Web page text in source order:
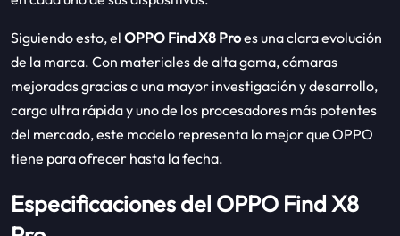
Siguiendo esto, el OPPO Find X8 Proes una clara evolución
de la marca. Con materiales de alta gama, cámaras
mejoradas gracias a una mayor investigación y desarrollo,
carga ultra rápida y uno de los procesadores más potentes
del mercado, este modelo representa lo mejor que OPPO
tiene para ofrecer hasta la fecha.
Especificaciones del OPPO Find X8